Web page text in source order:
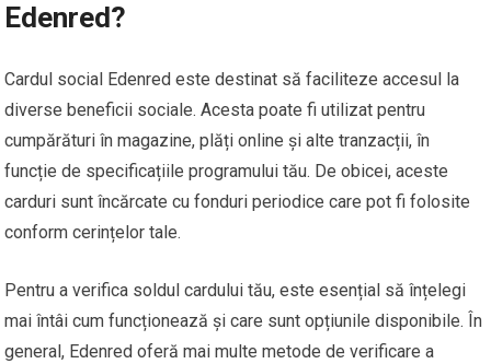
Edenred?
Cardul social Edenred este destinat să faciliteze accesul la
diverse beneficii sociale. Acesta poate fi utilizat pentru
cumpărături în magazine, plăți online și alte tranzacții, în
funcție de specificațiile programului tău. De obicei, aceste
carduri sunt încărcate cu fonduri periodice care pot fi folosite
conform cerințelor tale.
Pentru a verifica soldul cardului tău, este esențial să înțelegi
mai întâi cum funcționează și care sunt opțiunile disponibile. În
general, Edenred oferă mai multe metode de verificare a